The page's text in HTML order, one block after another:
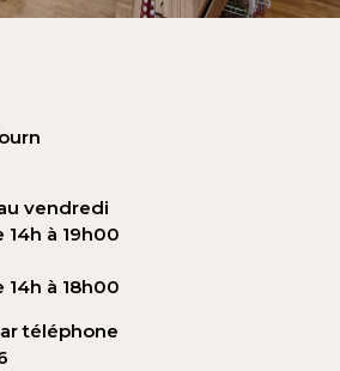
vendredi
14h à 19h00
14h à 18h00
téléphone